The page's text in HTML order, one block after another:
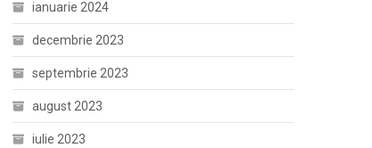
ianuarie 2024
decembrie 2023
septembrie 2023
august 2023
iulie 2023